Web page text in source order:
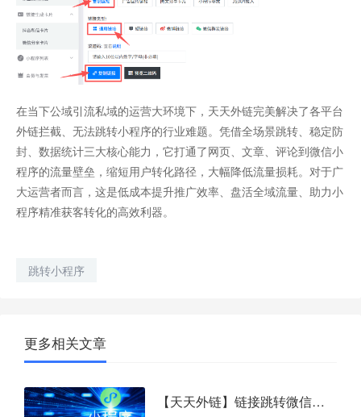
在当下公域引流私域的运营大环境下，天天外链完美解决了各平台
外链拦截、无法跳转小程序的行业难题。凭借全场景跳转、稳定防
封、数据统计三大核心能力，它打通了网页、文章、评论到微信小
程序的流量壁垒，缩短用户转化路径，大幅降低流量损耗。对于广
大运营者而言，这是低成本提升推广效率、盘活全域流量、助力小
程序精准获客转化的高效利器。
跳转小程序
更多相关文章
【天天外链】链接跳转微信小程序/小程序任意页面/小程序码高效实现方法